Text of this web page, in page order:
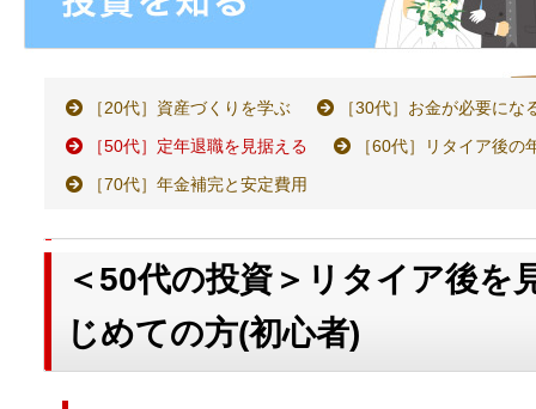
［20代］資産づくりを学ぶ
［30代］お金が必要にな
［50代］定年退職を見据える
［60代］リタイア後の
［70代］年金補完と安定費用
＜50代の投資＞リタイア後を
じめての方(初心者)